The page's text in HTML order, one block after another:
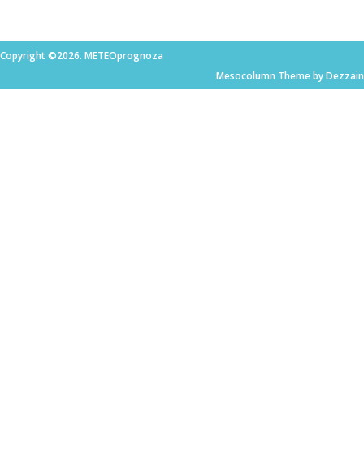
Copyright ©2026. METEOprognoza
Mesocolumn Theme by Dezzain